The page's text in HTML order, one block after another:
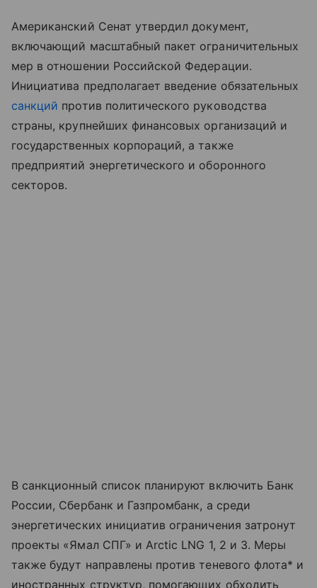
Американский Сенат утвердил документ,
включающий масштабный пакет ограничительных
мер в отношении Российской Федерации.
Инициатива предполагает введение обязательных
санкций против политического руководства
страны, крупнейших финансовых организаций и
государственных корпораций, а также
предприятий энергетического и оборонного
секторов.
В санкционный список планируют включить Банк
России, Сбербанк и Газпромбанк, а среди
энергетических инициатив ограничения затронут
проекты «Ямал СПГ» и Arctic LNG 1, 2 и 3. Меры
также будут направлены против теневого флота* и
иностранных структур, помогающих обходить